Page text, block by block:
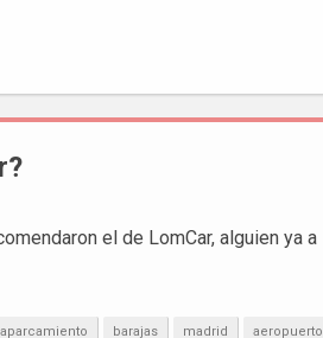
el de LomCar, alguien ya a
aparcamiento barajas madrid aeropuerto